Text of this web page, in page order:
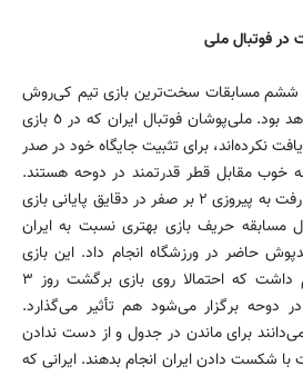
فوتبال ملی
ششم مسابقات سخت‌ترین بازی تیم کی‌روش
در بازی‌های دور برگشت خواهد بود. ملی‌پوشان فوتبال ایران که در ٥ بازی
نکرده‌اند،‌ برای تثبیت جایگاه خود در صدر
مقابل قطر قدرتمند در دوحه هستند.
درست است که آنها در بازی رفت به پیروزی ٢ بر صفر در دقایق پایانی بازی
مسابقه حریف بازی بهتری نسبت به ایران
سفیدپوش حاضر در ورزشگاه انجام داد. این بازی
حاشیه‌های بسیار زیادی هم داشت که احتمالا روی بازی برگشت روز ٣
فروردین که ساعت ٢٠:٣٠ در دوحه برگزار می‌شود هم تأثیر می‌گذارد.
برای ماندن در جدول و از دست ندادن
شکست‌ دادن ایران انجام بدهند. ایرانی که